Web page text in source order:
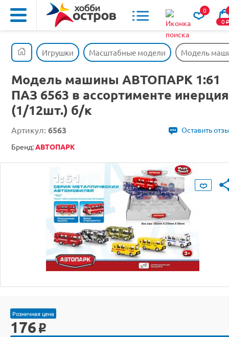
0
0o
Игрушки Масштабные модели Модель
Модель машины АВТОПАРК 1:61
ПАЗ 6563 в ассортименте инерция
(1/12шт.) б/к
Артикул: 6563
Оставить
Бренд:АВТОПАРК
Розничная цена
176 o